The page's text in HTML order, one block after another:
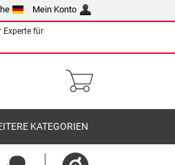
Mein Konto
Experte für
KATEGORIEN